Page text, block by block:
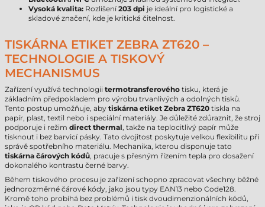
Vysoká kvalita: Rozlišení203 dpi je ideální pro logistické a
skladové značení, kde je kritická čitelnost.
TISKÁRNA ETIKET ZEBRA ZT620 –
TECHNOLOGIE A TISKOVÝ
MECHANISMUS
Zařízení využívá technologii termotransferového tisku, která je
základním předpokladem pro výrobu trvanlivých a odolných tisků.
Tento postup umožňuje, aby tiskárna etiket Zebra ZT620 tiskla na
papír, plast, textil nebo i speciální materiály. Je důležité zdůraznit, že stroj
podporuje i režim direct thermal, takže na teplocitlivý papír může
tisknout i bez barvicí pásky. Tato dvojitost poskytuje velkou flexibilitu při
správě spotřebního materiálu. Mechanika, kterou disponuje tato
tiskárna čárových kódů, pracuje s přesným řízením tepla pro dosažení
dokonalého kontrastu černé barvy.
Během tiskového procesu je zařízení schopno zpracovat všechny běžné
jednorozměrné čárové kódy, jako jsou typy EAN13 nebo Code128.
Kromě toho probíhá bez problémů i tisk dvoudimenzionálních kódů,